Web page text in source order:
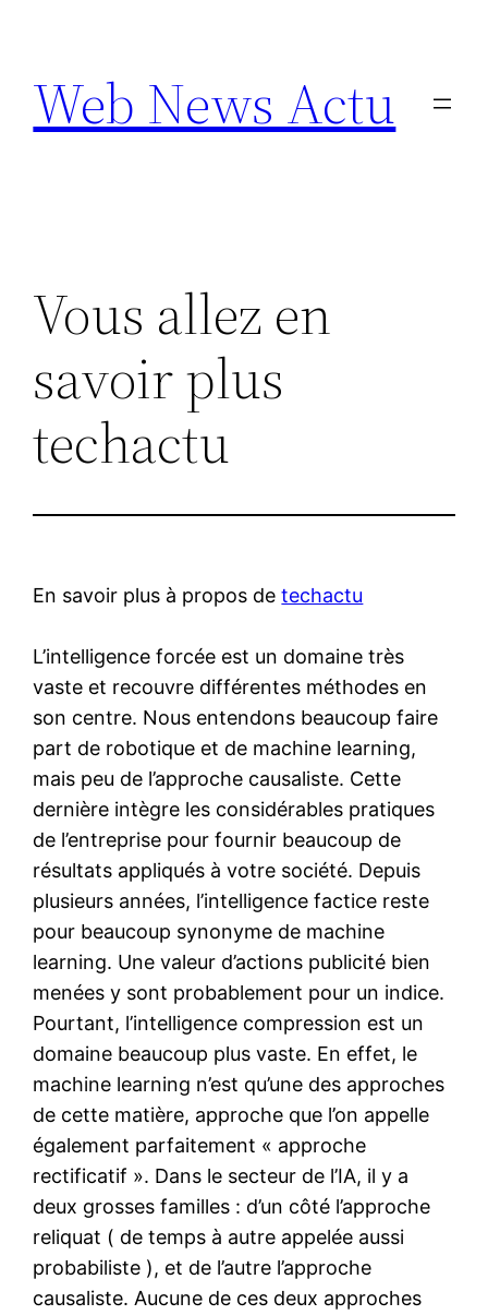
contenu
Web News Actu
Vous allez en
savoir plus
techactu
En savoir plus à propos detechactu
L’intelligence forcée est un domaine très
vaste et recouvre différentes méthodes en
son centre. Nous entendons beaucoup faire
part de robotique et de machine learning,
mais peu de l’approche causaliste. Cette
dernière intègre les considérables pratiques
de l’entreprise pour fournir beaucoup de
résultats appliqués à votre société. Depuis
plusieurs années, l’intelligence factice reste
pour beaucoup synonyme de machine
learning. Une valeur d’actions publicité bien
menées y sont probablement pour un indice.
Pourtant, l’intelligence compression est un
domaine beaucoup plus vaste. En effet, le
machine learning n’est qu’une des approches
de cette matière, approche que l’on appelle
également parfaitement « approche
rectificatif ». Dans le secteur de l’IA, il y a
deux grosses familles : d’un côté l’approche
reliquat ( de temps à autre appelée aussi
probabiliste ), et de l’autre l’approche
causaliste. Aucune de ces deux approches